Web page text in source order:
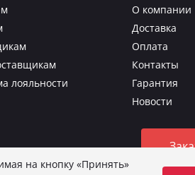
на кнопку «Принять»
лояльности
О компании
Доставка
Оплата
Контакты
Гарантия
Новости